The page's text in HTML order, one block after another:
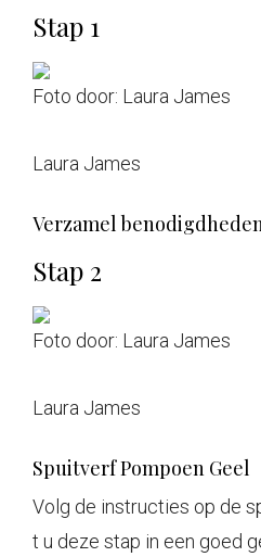
Stap 1
Foto door: Laura James
Laura James
Verzamel benodigdheden
Stap 2
Foto door: Laura James
Laura James
Spuitverf Pompoen Geel
Volg de instructies op de
t u deze stap in een goed